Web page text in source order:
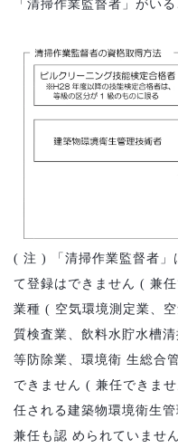
「清掃作業監督者」がいる
( 注 )
「清掃作業監督者
て登録はできません ( 兼
業種 ( 空気環境測定業、
質検査業、飲料水貯水槽
等防除業、環境衛 生総合
できません ( 兼任できませ
任される建築物環境衛生
兼任も認 められていません